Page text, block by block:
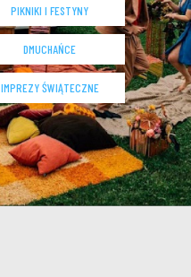
PIKNIKI I FESTYNY
DMUCHAŃCE
IMPREZY ŚWIĄTECZNE